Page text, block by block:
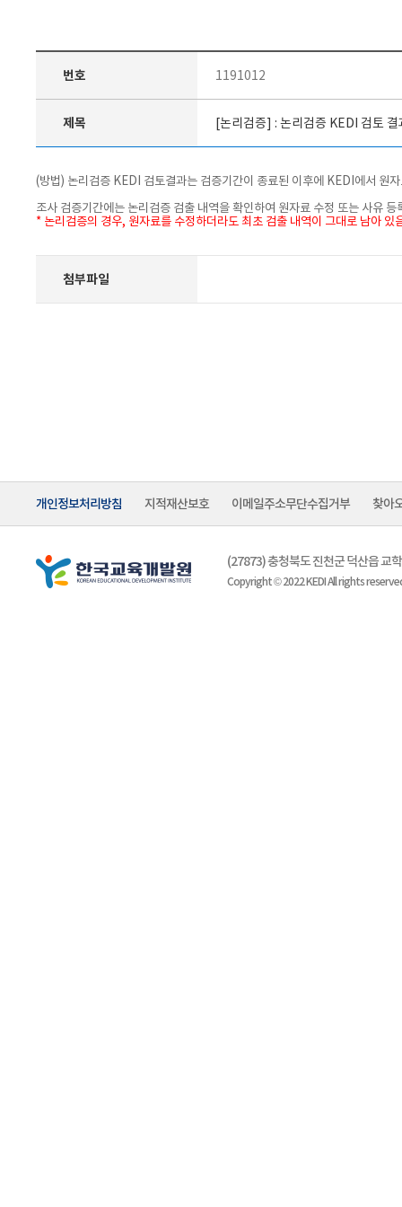
번호 1191012
제목 [논리검증] : 논리검증 KEDI 검토 결
(방법) 논리검증 KEDI 검토결과는 검증기간이 종료된 이후에 KEDI에서 원
조사 검증기간에는 논리검증 검출 내역을 확인하여 원자료 수정 또는 사유 등
* 논리검증의 경우, 원자료를 수정하더라도 최초 검출 내역이 그대로 남아 있
첨부파일
개인정보처리방침 지적재산보호 이메일주소무단수집거부 찾아
(27873) 충청북도 진천군 덕산읍
Copyright © 2022 KEDI All rights